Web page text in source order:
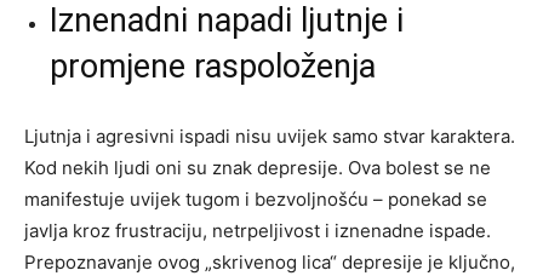
Iznenadni napadi ljutnje i
promjene raspoloženja
Ljutnja i agresivni ispadi nisu uvijek samo stvar karaktera.
Kod nekih ljudi oni su znak depresije. Ova bolest se ne
manifestuje uvijek tugom i bezvoljnošću – ponekad se
javlja kroz frustraciju, netrpeljivost i iznenadne ispade.
Prepoznavanje ovog „skrivenog lica“ depresije je ključno,